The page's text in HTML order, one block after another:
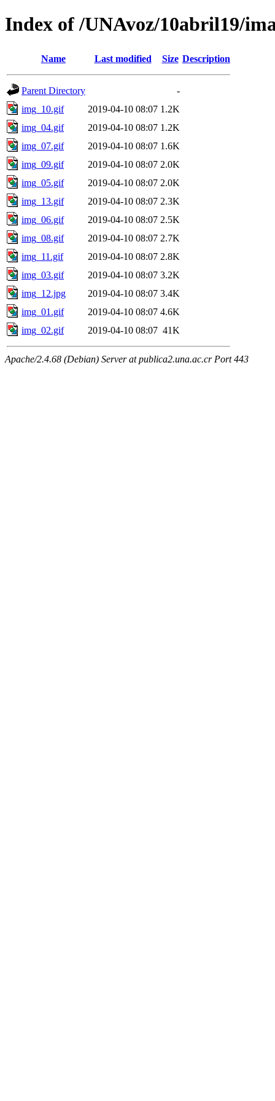
Index of /UNAvoz/10abril19/
Name Last modified Size Description
Parent Directory
-
img_10.gif
2019-04-10 08:07 1.2K
img_04.gif
2019-04-10 08:07 1.2K
img_07.gif
2019-04-10 08:07 1.6K
img_09.gif
2019-04-10 08:07 2.0K
img_05.gif
2019-04-10 08:07 2.0K
img_13.gif
2019-04-10 08:07 2.3K
img_06.gif
2019-04-10 08:07 2.5K
img_08.gif
2019-04-10 08:07 2.7K
img_11.gif
2019-04-10 08:07 2.8K
img_03.gif
2019-04-10 08:07 3.2K
img_12.jpg
2019-04-10 08:07 3.4K
img_01.gif
2019-04-10 08:07 4.6K
img_02.gif
2019-04-10 08:07 41K
Apache/2.4.68 (Debian) Server at publica2.una.ac.cr Port 443